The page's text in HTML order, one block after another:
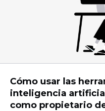
Cómo usar las
inteligencia
como propietario